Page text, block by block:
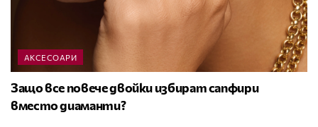
АКСЕСОАРИ
Защо все повече двойки избират сапфири
вместо диаманти?